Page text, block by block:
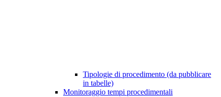
Tipologie di procedimento (da pubblicare
in tabelle)
Monitoraggio tempi procedimentali